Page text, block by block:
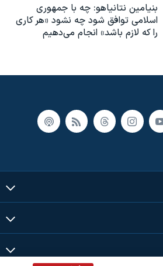
بنیامین نتانیاهو: چه با جمهوری
اسلامی توافق شود چه نشود «هر کاری
را که لازم باشد» انجام می‌دهیم